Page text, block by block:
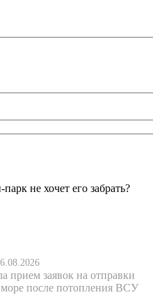
не хочет его забрать?
прием заявок на отправки
море после потопления ВСУ